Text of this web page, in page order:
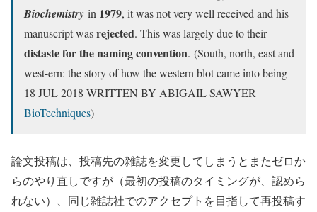
Biochemistry in 1979, it was not very well received and his
manuscript wasrejected. This was largely due to their
distaste for the naming convention. (South, north, east and
west-ern: the story of how the western blot came into being
18 JUL 2018 WRITTEN BY ABIGAIL SAWYER
BioTechniques)
論文投稿は、投稿先の雑誌を変更してしまうとまたゼロか
らのやり直しですが（最初の投稿のタイミングが、認めら
れない）、同じ雑誌社でのアクセプトを目指して再投稿す